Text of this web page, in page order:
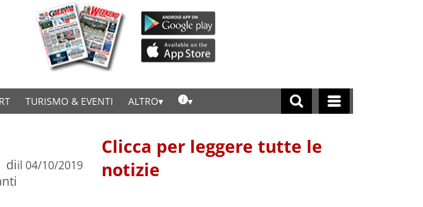
TURISMO & EVENTI ALTRO
diil 04/10/2019
Clicca per leggere tutte le
notizie